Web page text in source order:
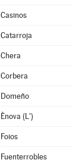
Casinos
Catarroja
Chera
Corbera
Domeño
Ènova (L')
Foios
Fuenterrobles